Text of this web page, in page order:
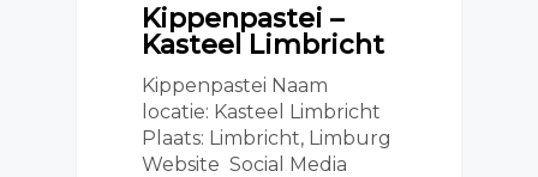
Kippenpastei –
Kasteel Limbricht
Kippenpastei Naam
locatie: Kasteel Limbricht
Plaats: Limbricht, Limburg
Website Social Media